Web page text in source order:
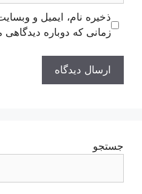
ذخیره نام، ایمیل و
زمانی که دوباره
جستجو